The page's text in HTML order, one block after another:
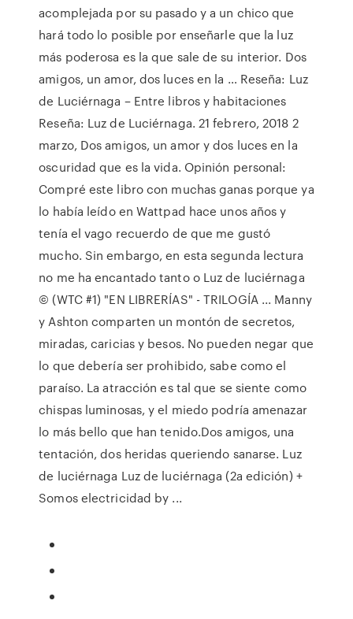
acomplejada por su pasado y a un chico que
hará todo lo posible por enseñarle que la luz
más poderosa es la que sale de su interior. Dos
amigos, un amor, dos luces en la … Reseña: Luz
de Luciérnaga – Entre libros y habitaciones
Reseña: Luz de Luciérnaga. 21 febrero, 2018 2
marzo, Dos amigos, un amor y dos luces en la
oscuridad que es la vida. Opinión personal:
Compré este libro con muchas ganas porque ya
lo había leído en Wattpad hace unos años y
tenía el vago recuerdo de que me gustó
mucho. Sin embargo, en esta segunda lectura
no me ha encantado tanto o Luz de luciérnaga
© (WTC #1) "EN LIBRERÍAS" - TRILOGÍA ... Manny
y Ashton comparten un montón de secretos,
miradas, caricias y besos. No pueden negar que
lo que debería ser prohibido, sabe como el
paraíso. La atracción es tal que se siente como
chispas luminosas, y el miedo podría amenazar
lo más bello que han tenido.Dos amigos, una
tentación, dos heridas queriendo sanarse. Luz
de luciérnaga Luz de luciérnaga (2a edición) +
Somos electricidad by ...